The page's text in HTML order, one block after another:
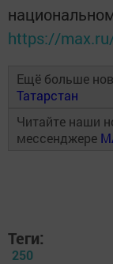
https://
Ещё больше
Татарстан
Читайте наши
мессенджере
Теги:
250